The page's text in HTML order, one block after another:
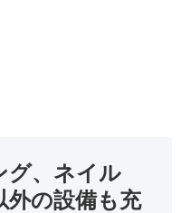
グ、ネイル
外の設備も充